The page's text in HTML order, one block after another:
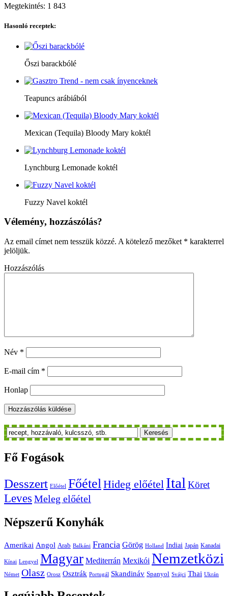
Megtekintés: 1 843
Hasonló receptek:
Őszi barackbólé
Teapuncs arábiából
Mexican (Tequila) Bloody Mary koktél
Lynchburg Lemonade koktél
Fuzzy Navel koktél
Vélemény, hozzászólás?
Az email címet nem tesszük közzé. A kötelező mezőket * karakterrel
jelöljük.
Hozzászólás
Név *
E-mail cím *
Honlap
Keresés
Fő Fogások
Desszert Előétel Főétel Hideg előétel Ital Köret
Leves Meleg előétel
Népszerű Konyhák
Amerikai Angol Arab Balkáni Francia Görög Holland Indiai Japán Kanadai
Kínai Lengyel Magyar Mediterrán Mexikói Nemzetközi
Német Olasz Orosz Osztrák Portugál Skandináv Spanyol Svájci Thai Ukrán